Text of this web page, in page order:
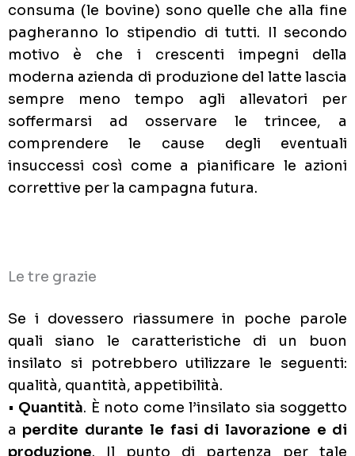
consuma (le bovine) sono quelle che alla fine
pagheranno lo stipendio di tutti. Il secondo
motivo è che i crescenti impegni della
moderna azienda di produzione del latte lascia
sempre meno tempo agli allevatori per
soffermarsi ad osservare le trincee, a
comprendere le cause degli eventuali
insuccessi così come a pianificare le azioni
correttive per la campagna futura.
Le tre grazie
Se i dovessero riassumere in poche parole
quali siano le caratteristiche di un buon
insilato si potrebbero utilizzare le seguenti:
qualità, quantità, appetibilità.
• Quantità. È noto come l’insilato sia soggetto
a perdite durante le fasi di lavorazione e di
produzione. Il punto di partenza per tale